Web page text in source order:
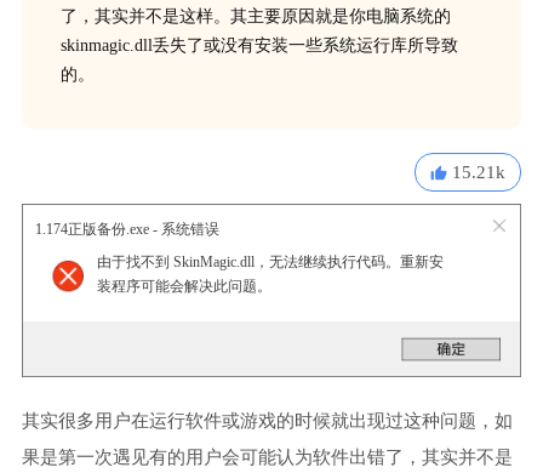
了，其实并不是这样。其主要原因就是你电脑系统的
skinmagic.dll丢失了或没有安装一些系统运行库所导致
的。
15.21k
1.174正版备份.exe - 系统错误
由于找不到 SkinMagic.dll，无法继续执行代码。重新安
装程序可能会解决此问题。
其实很多用户在运行软件或游戏的时候就出现过这种问题，如
果是第一次遇见有的用户会可能认为软件出错了，其实并不是